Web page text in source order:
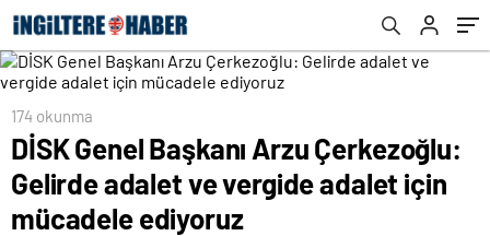
mücadele ediyoruz
174 okunma
DİSK Genel Başkanı Arzu Çerkezoğlu:
Gelirde adalet ve vergide adalet için
mücadele ediyoruz